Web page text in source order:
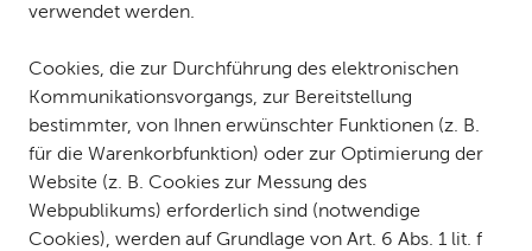
verwendet werden.
Cookies, die zur Durchführung des elektronischen
Kommunikationsvorgangs, zur Bereitstellung
bestimmter, von Ihnen erwünschter Funktionen (z. B.
für die Warenkorbfunktion) oder zur Optimierung der
Website (z. B. Cookies zur Messung des
Webpublikums) erforderlich sind (notwendige
Cookies), werden auf Grundlage von Art. 6 Abs. 1 lit. f